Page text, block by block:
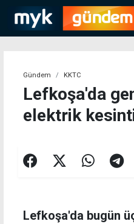
Gündem KKTC
Lefkoşa'da
elektrik
Lefkoşa'da bugün